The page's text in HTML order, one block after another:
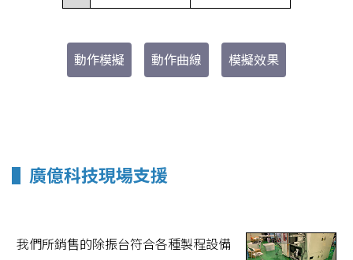
動作模擬 動作曲線 模擬效果
廣億科技現場支援
我們所銷售的除振台符合各種製程設備